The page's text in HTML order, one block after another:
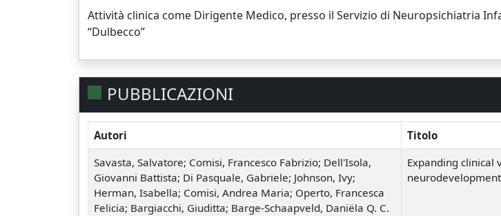
Attività clinica come Dirigente Medico, presso il Servizio di Neuropsichiatria
“Dulbecco”
PUBBLICAZIONI
Autori Titolo
Savasta, Salvatore; Comisi, Francesco Fabrizio; Dell'Isola,
Giovanni Battista; Di Pasquale, Gabriele; Johnson, Ivy;
Herman, Isabella; Comisi, Andrea Maria; Operto, Francesca
Felicia; Bargiacchi, Giuditta; Barge-Schaapveld, Daniëla Q. C.
Expanding clinical